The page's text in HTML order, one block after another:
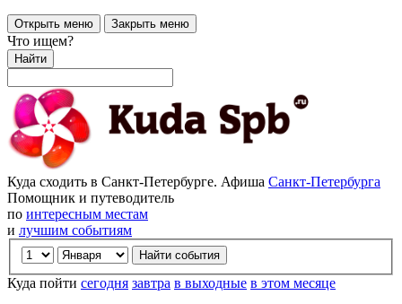
Открыть меню Закрыть меню
Что ищем?
Найти
Куда сходить в Санкт-Петербурге. Афиша Санкт-Петербурга
Помощник и путеводитель
по интересным местам
и лучшим событиям
Куда пойти сегодня завтра в выходные в этом месяце